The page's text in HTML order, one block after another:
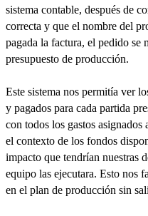
sistema contable, después de
correcta y que el nombre del
pagada la factura, el pedido se
presupuesto de producción.
Este sistema nos permitía ver
y pagados para cada partida
con todos los gastos
el contexto de los fondos
impacto que tendrían nuestras
equipo las ejecutara. Esto nos
en el plan de producción sin